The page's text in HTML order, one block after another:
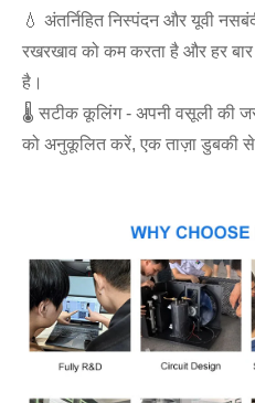
💧 अंतर्निहित निस्पंदन और यूवी
रखरखाव को कम करता है और हर
है।
🌡 सटीक कूलिंग - अपनी वसूली की
को अनुकूलित करें, एक ताज़ा डुबकी